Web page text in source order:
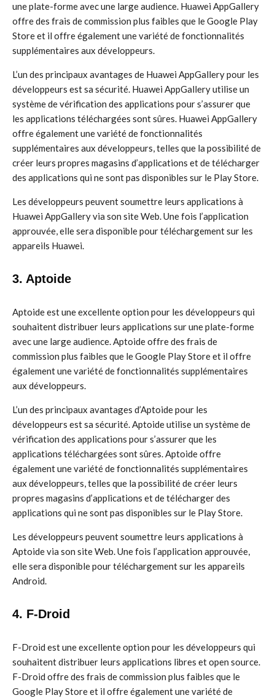
une plate-forme avec une large audience. Huawei AppGallery
offre des frais de commission plus faibles que le Google Play
Store et il offre également une variété de fonctionnalités
supplémentaires aux développeurs.
L’un des principaux avantages de Huawei AppGallery pour les
développeurs est sa sécurité. Huawei AppGallery utilise un
système de vérification des applications pour s’assurer que
les applications téléchargées sont sûres. Huawei AppGallery
offre également une variété de fonctionnalités
supplémentaires aux développeurs, telles que la possibilité de
créer leurs propres magasins d’applications et de télécharger
des applications qui ne sont pas disponibles sur le Play Store.
Les développeurs peuvent soumettre leurs applications à
Huawei AppGallery via son site Web. Une fois l’application
approuvée, elle sera disponible pour téléchargement sur les
appareils Huawei.
3. Aptoide
Aptoide est une excellente option pour les développeurs qui
souhaitent distribuer leurs applications sur une plate-forme
avec une large audience. Aptoide offre des frais de
commission plus faibles que le Google Play Store et il offre
également une variété de fonctionnalités supplémentaires
aux développeurs.
L’un des principaux avantages d’Aptoide pour les
développeurs est sa sécurité. Aptoide utilise un système de
vérification des applications pour s’assurer que les
applications téléchargées sont sûres. Aptoide offre
également une variété de fonctionnalités supplémentaires
aux développeurs, telles que la possibilité de créer leurs
propres magasins d’applications et de télécharger des
applications qui ne sont pas disponibles sur le Play Store.
Les développeurs peuvent soumettre leurs applications à
Aptoide via son site Web. Une fois l’application approuvée,
elle sera disponible pour téléchargement sur les appareils
Android.
4. F-Droid
F-Droid est une excellente option pour les développeurs qui
souhaitent distribuer leurs applications libres et open source.
F-Droid offre des frais de commission plus faibles que le
Google Play Store et il offre également une variété de